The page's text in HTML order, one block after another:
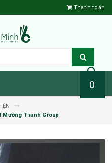
Thanh toán
0
Mường Thanh Group